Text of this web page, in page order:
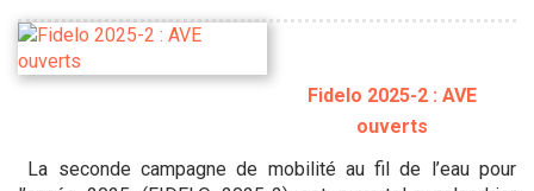
Fidelo 2025-2 : AVE
ouverts
La seconde campagne de mobilité au fil de l’eau pour